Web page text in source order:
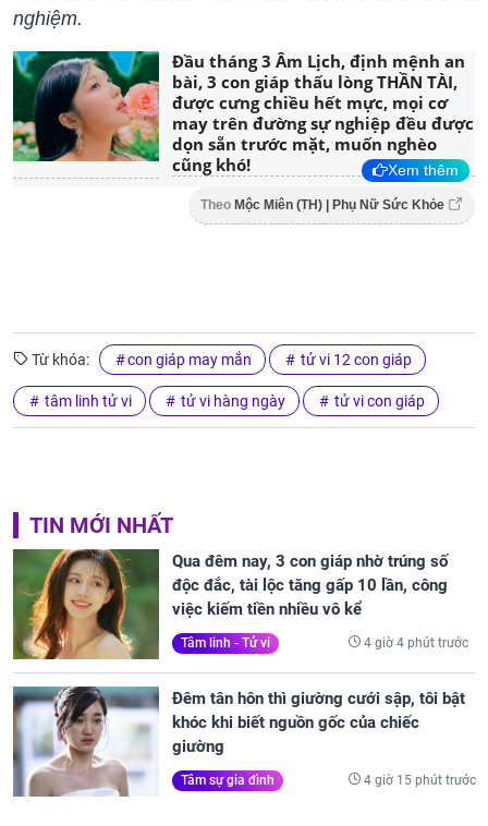
nghiệm.
Đầu tháng 3 Âm Lịch, định mệnh an
bài, 3 con giáp thấu lòng THẦN TÀI,
được cưng chiều hết mực, mọi cơ
may trên đường sự nghiệp đều được
dọn sẵn trước mặt, muốn nghèo
cũng khó!
Xem thêm
Theo Mộc Miên (TH) | Phụ Nữ Sức Khỏe
Từ khóa: con giáp may mắn tử vi 12 con giáp
tâm linh tử vi tử vi hàng ngày tử vi con giáp
TIN MỚI NHẤT
Qua đêm nay, 3 con giáp nhờ trúng số
độc đắc, tài lộc tăng gấp 10 lần, công
việc kiếm tiền nhiều vô kể
Tâm linh - Tử vi 4 giờ 4 phút trước
Đêm tân hôn thì giường cưới sập, tôi bật
khóc khi biết nguồn gốc của chiếc
giường
Tâm sự gia đình 4 giờ 15 phút trước